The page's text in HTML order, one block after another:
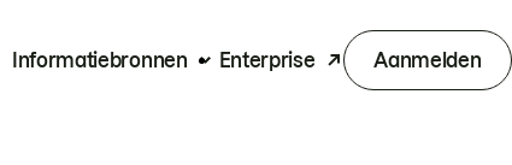
Informatiebronnen Enterprise Aanmelden